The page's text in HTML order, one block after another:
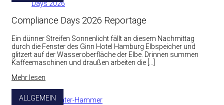
Compliance Days 2026 Reportage
Ein dünner Streifen Sonnenlicht fällt an diesem Nachmittag
durch die Fenster des Ginn Hotel Hamburg Elbspeicher und
glitzert auf der Wasseroberfläche der Elbe. Drinnen summen
Kaffeemaschinen und draußen arbeiten die […]
Mehr lesen
ALLGEMEIN